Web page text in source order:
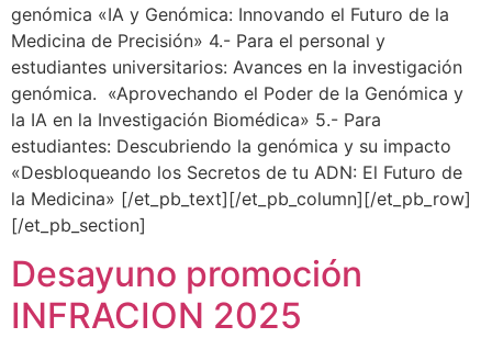
genómica «IA y Genómica: Innovando el Futuro de la
Medicina de Precisión» 4.- Para el personal y
estudiantes universitarios: Avances en la investigación
genómica. «Aprovechando el Poder de la Genómica y
la IA en la Investigación Biomédica» 5.- Para
estudiantes: Descubriendo la genómica y su impacto
«Desbloqueando los Secretos de tu ADN: El Futuro de
la Medicina» [/et_pb_text][/et_pb_column][/et_pb_row]
[/et_pb_section]
Desayuno promoción
INFRACION 2025